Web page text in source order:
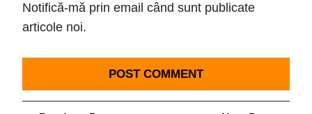
Notifică-mă prin email când sunt publicate
articole noi.